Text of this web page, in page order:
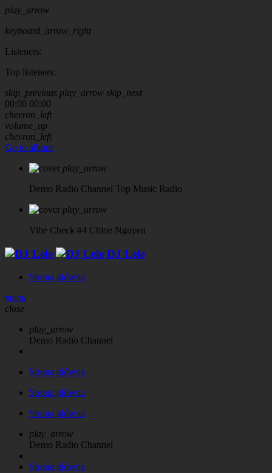
play_arrow
keyboard_arrow_right
Listeners:
Top listeners:
skip_previous play_arrow skip_next
00:00 00:00
chevron_left
volume_up
chevron_left
Go to album
play_arrow
Demo Radio Channel Top Music Radio
play_arrow
Vibe Check #4 Chloe Nguyen
DJ Lele
Strona główna
menu
close
play_arrow
Demo Radio Channel
Strona główna
Strona główna
Strona główna
play_arrow
Demo Radio Channel
Strona główna